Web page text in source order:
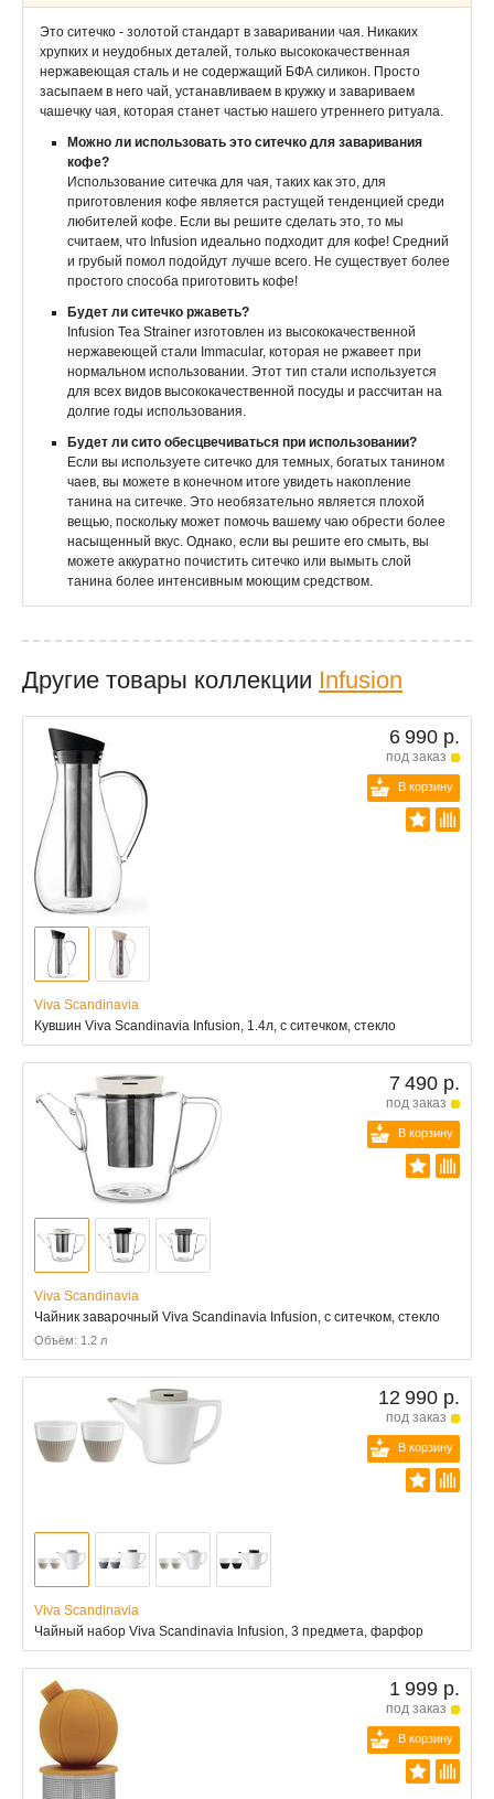
Это ситечко - золотой стандарт в заваривании чая. Никаких
хрупких и неудобных деталей, только высококачественная
нержавеющая сталь и не содержащий БФА силикон. Просто
засыпаем в него чай, устанавливаем в кружку и завариваем
чашечку чая, которая станет частью нашего утреннего ритуала.
Можно ли использовать это ситечко для заваривания
кофе?
Использование ситечка для чая, таких как это, для
приготовления кофе является растущей тенденцией среди
любителей кофе. Если вы решите сделать это, то мы
считаем, что Infusion идеально подходит для кофе! Средний
и грубый помол подойдут лучше всего. Не существует более
простого способа приготовить кофе!
Будет ли ситечко ржаветь?
Infusion Tea Strainer изготовлен из высококачественной
нержавеющей стали Immacular, которая не ржавеет при
нормальном использовании. Этот тип стали используется
для всех видов высококачественной посуды и рассчитан на
долгие годы использования.
Будет ли сито обесцвечиваться при использовании?
Если вы используете ситечко для темных, богатых танином
чаев, вы можете в конечном итоге увидеть накопление
танина на ситечке. Это необязательно является плохой
вещью, поскольку может помочь вашему чаю обрести более
насыщенный вкус. Однако, если вы решите его смыть, вы
можете аккуратно почистить ситечко или вымыть слой
танина более интенсивным моющим средством.
Другие товары коллекции Infusion
6 990 р.
под заказ
В корзину
Viva Scandinavia
Кувшин Viva Scandinavia Infusion, 1.4л, с ситечком, стекло
7 490 р.
под заказ
В корзину
Viva Scandinavia
Чайник заварочный Viva Scandinavia Infusion, с ситечком, стекло
Объём: 1.2 л
12 990 р.
под заказ
В корзину
Viva Scandinavia
Чайный набор Viva Scandinavia Infusion, 3 предмета, фарфор
1 999 р.
под заказ
В корзину